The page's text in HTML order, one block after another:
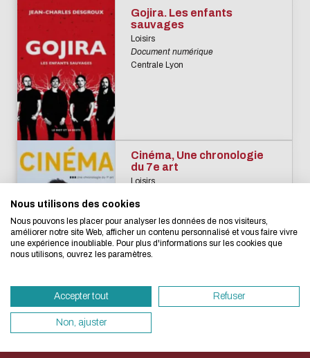
L'écoconception, ça
concerne aussi !
Nous avons développé ce site Internet dans
d'une démarche forte d'écoconception.
besoins énergétiques nécessaires à votre
vous pouvez le parcourir dans son Mode
sollicitera très peu nos serveurs et vous
Gojira. Les enfants
sauvages
Loisirs
Document numérique
Centrale Lyon
Cinéma, Une chronologie
du 7e art
Loisirs
Saint-Etienne
Nous utilisons des cookies
Nous pouvons les placer pour analyser les données de nos visiteurs,
améliorer notre site Web, afficher un contenu personnalisé et vous faire vivre
une expérience inoubliable. Pour plus d'informations sur les cookies que
nous utilisons, ouvrez les paramètres.
Accepter tout Refuser
Non, ajuster